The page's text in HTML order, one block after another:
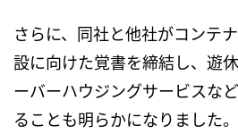
さらに、同社と他社がコンテ
設に向けた覚書を締結し、遊
ーバーハウジングサービスな
ることも明らかになりました